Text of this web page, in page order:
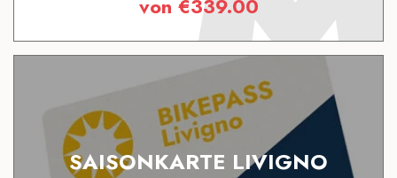
von €339.00
SAISONKARTE LIVIGNO